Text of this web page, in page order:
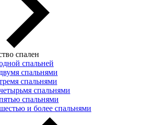
спален
спальней
спальнями
спальнями
спальнями
спальнями
и более спальнями